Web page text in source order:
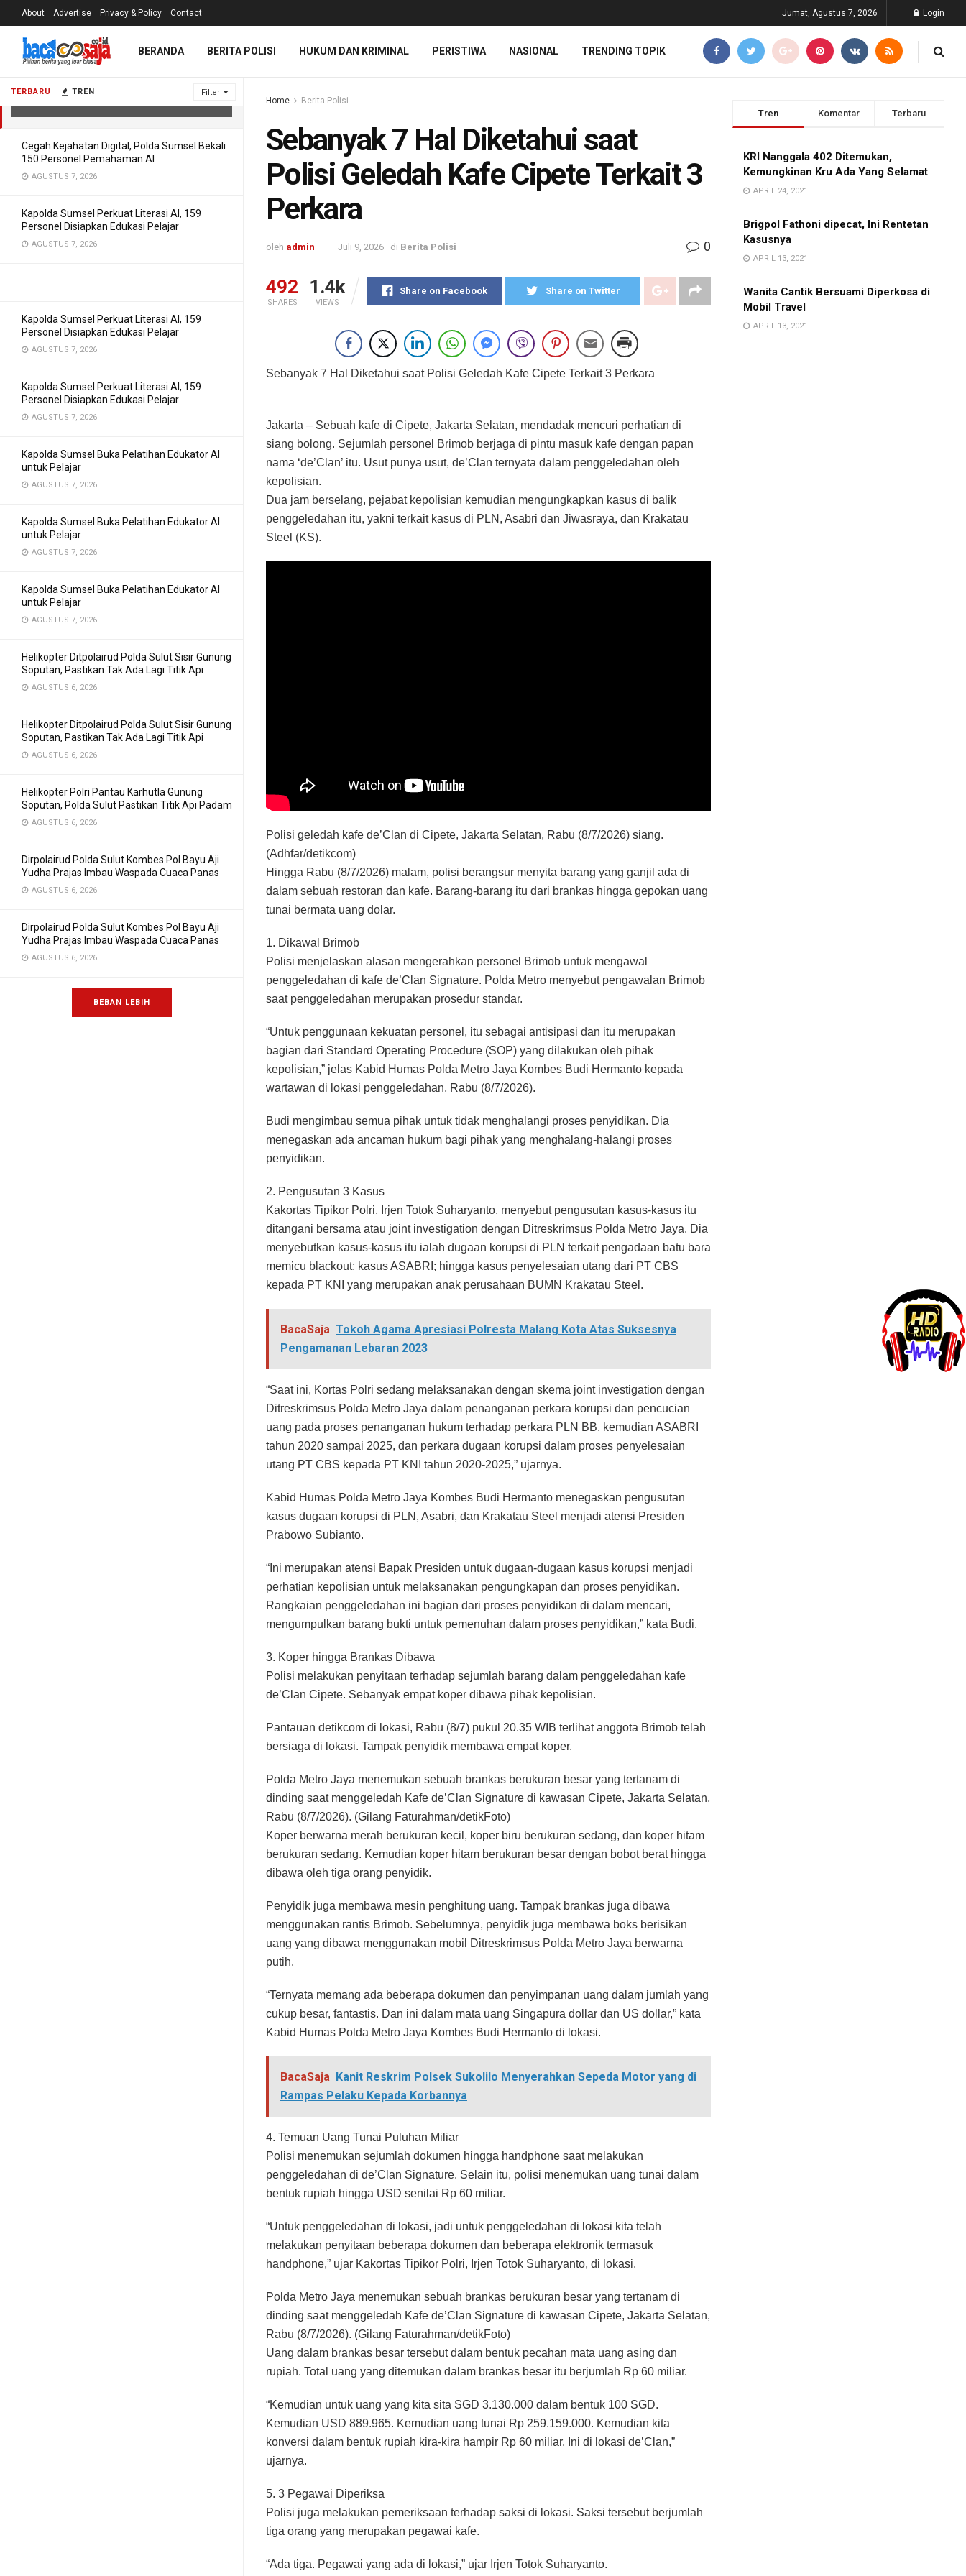
TERBARU TREN Filter
Sebanyak 7 Hal Diketahui saat Polisi
Geledah Kafe Cipete Terkait 3
Cegah Kejahatan Digital, Polda Sumsel Bekali
150 Personel Pemahaman AI
AGUSTUS 7, 2026
Kapolda Sumsel Perkuat Literasi AI, 159
Personel Disiapkan Edukasi Pelajar
AGUSTUS 7, 2026
Kapolda Sumsel Perkuat Literasi AI, 159
Personel Disiapkan Edukasi Pelajar
AGUSTUS 7, 2026
Kapolda Sumsel Perkuat Literasi AI, 159
Personel Disiapkan Edukasi Pelajar
AGUSTUS 7, 2026
Kapolda Sumsel Buka Pelatihan Edukator AI
untuk Pelajar
AGUSTUS 7, 2026
Kapolda Sumsel Buka Pelatihan Edukator AI
untuk Pelajar
AGUSTUS 7, 2026
Kapolda Sumsel Buka Pelatihan Edukator AI
untuk Pelajar
AGUSTUS 7, 2026
Helikopter Ditpolairud Polda Sulut Sisir Gunung
Soputan, Pastikan Tak Ada Lagi Titik Api
AGUSTUS 6, 2026
Helikopter Ditpolairud Polda Sulut Sisir Gunung
Soputan, Pastikan Tak Ada Lagi Titik Api
AGUSTUS 6, 2026
Helikopter Polri Pantau Karhutla Gunung
Soputan, Polda Sulut Pastikan Titik Api Padam
AGUSTUS 6, 2026
Dirpolairud Polda Sulut Kombes Pol Bayu Aji
Yudha Prajas Imbau Waspada Cuaca Panas
AGUSTUS 6, 2026
Dirpolairud Polda Sulut Kombes Pol Bayu Aji
Yudha Prajas Imbau Waspada Cuaca Panas
AGUSTUS 6, 2026
BEBAN LEBIH
About Advertise Privacy & Policy Contact Jumat, Agustus 7, 2026 Login
BERANDA BERITA POLISI HUKUM DAN KRIMINAL PERISTIWA NASIONAL TRENDING TOPIK
Home Berita Polisi
Sebanyak 7 Hal Diketahui saat
Polisi Geledah Kafe Cipete Terkait 3
Perkara
oleh admin Juli 9, 2026 di Berita Polisi 0
492
SHARES
1.4k
VIEWS
Share on Facebook Share on Twitter
Sebanyak 7 Hal Diketahui saat Polisi Geledah Kafe Cipete Terkait 3 Perkara
Jakarta – Sebuah kafe di Cipete, Jakarta Selatan, mendadak mencuri perhatian di
siang bolong. Sejumlah personel Brimob berjaga di pintu masuk kafe dengan papan
nama ‘de’Clan’ itu. Usut punya usut, de’Clan ternyata dalam penggeledahan oleh
kepolisian.
Dua jam berselang, pejabat kepolisian kemudian mengungkapkan kasus di balik
penggeledahan itu, yakni terkait kasus di PLN, Asabri dan Jiwasraya, dan Krakatau
Steel (KS).
Polisi geledah kafe de’Clan di Cipete, Jakarta Selatan, Rabu (8/7/2026) siang.
(Adhfar/detikcom)
Hingga Rabu (8/7/2026) malam, polisi berangsur menyita barang yang ganjil ada di
dalam sebuah restoran dan kafe. Barang-barang itu dari brankas hingga gepokan uang
tunai bermata uang dolar.
1. Dikawal Brimob
Polisi menjelaskan alasan mengerahkan personel Brimob untuk mengawal
penggeledahan di kafe de’Clan Signature. Polda Metro menyebut pengawalan Brimob
saat penggeledahan merupakan prosedur standar.
“Untuk penggunaan kekuatan personel, itu sebagai antisipasi dan itu merupakan
bagian dari Standard Operating Procedure (SOP) yang dilakukan oleh pihak
kepolisian,” jelas Kabid Humas Polda Metro Jaya Kombes Budi Hermanto kepada
wartawan di lokasi penggeledahan, Rabu (8/7/2026).
Budi mengimbau semua pihak untuk tidak menghalangi proses penyidikan. Dia
menegaskan ada ancaman hukum bagi pihak yang menghalang-halangi proses
penyidikan.
2. Pengusutan 3 Kasus
Kakortas Tipikor Polri, Irjen Totok Suharyanto, menyebut pengusutan kasus-kasus itu
ditangani bersama atau joint investigation dengan Ditreskrimsus Polda Metro Jaya. Dia
menyebutkan kasus-kasus itu ialah dugaan korupsi di PLN terkait pengadaan batu bara
memicu blackout; kasus ASABRI; hingga kasus penyelesaian utang dari PT CBS
kepada PT KNI yang merupakan anak perusahaan BUMN Krakatau Steel.
BacaSaja Tokoh Agama Apresiasi Polresta Malang Kota Atas Suksesnya
Pengamanan Lebaran 2023
“Saat ini, Kortas Polri sedang melaksanakan dengan skema joint investigation dengan
Ditreskrimsus Polda Metro Jaya dalam penanganan perkara korupsi dan pencucian
uang pada proses penanganan hukum terhadap perkara PLN BB, kemudian ASABRI
tahun 2020 sampai 2025, dan perkara dugaan korupsi dalam proses penyelesaian
utang PT CBS kepada PT KNI tahun 2020-2025,” ujarnya.
Kabid Humas Polda Metro Jaya Kombes Budi Hermanto menegaskan pengusutan
kasus dugaan korupsi di PLN, Asabri, dan Krakatau Steel menjadi atensi Presiden
Prabowo Subianto.
“Ini merupakan atensi Bapak Presiden untuk dugaan-dugaan kasus korupsi menjadi
perhatian kepolisian untuk melaksanakan pengungkapan dan proses penyidikan.
Rangkaian penggeledahan ini bagian dari proses penyidikan di dalam mencari,
mengumpulkan barang bukti untuk pemenuhan dalam proses penyidikan,” kata Budi.
3. Koper hingga Brankas Dibawa
Polisi melakukan penyitaan terhadap sejumlah barang dalam penggeledahan kafe
de’Clan Cipete. Sebanyak empat koper dibawa pihak kepolisian.
Pantauan detikcom di lokasi, Rabu (8/7) pukul 20.35 WIB terlihat anggota Brimob telah
bersiaga di lokasi. Tampak penyidik membawa empat koper.
Polda Metro Jaya menemukan sebuah brankas berukuran besar yang tertanam di
dinding saat menggeledah Kafe de’Clan Signature di kawasan Cipete, Jakarta Selatan,
Rabu (8/7/2026). (Gilang Faturahman/detikFoto)
Koper berwarna merah berukuran kecil, koper biru berukuran sedang, dan koper hitam
berukuran sedang. Kemudian koper hitam berukuran besar dengan bobot berat hingga
dibawa oleh tiga orang penyidik.
Penyidik juga membawa mesin penghitung uang. Tampak brankas juga dibawa
menggunakan rantis Brimob. Sebelumnya, penyidik juga membawa boks berisikan
uang yang dibawa menggunakan mobil Ditreskrimsus Polda Metro Jaya berwarna
putih.
“Ternyata memang ada beberapa dokumen dan penyimpanan uang dalam jumlah yang
cukup besar, fantastis. Dan ini dalam mata uang Singapura dollar dan US dollar,” kata
Kabid Humas Polda Metro Jaya Kombes Budi Hermanto di lokasi.
BacaSaja Kanit Reskrim Polsek Sukolilo Menyerahkan Sepeda Motor yang di
Rampas Pelaku Kepada Korbannya
4. Temuan Uang Tunai Puluhan Miliar
Polisi menemukan sejumlah dokumen hingga handphone saat melakukan
penggeledahan di de’Clan Signature. Selain itu, polisi menemukan uang tunai dalam
bentuk rupiah hingga USD senilai Rp 60 miliar.
“Untuk penggeledahan di lokasi, jadi untuk penggeledahan di lokasi kita telah
melakukan penyitaan beberapa dokumen dan beberapa elektronik termasuk
handphone,” ujar Kakortas Tipikor Polri, Irjen Totok Suharyanto, di lokasi.
Polda Metro Jaya menemukan sebuah brankas berukuran besar yang tertanam di
dinding saat menggeledah Kafe de’Clan Signature di kawasan Cipete, Jakarta Selatan,
Rabu (8/7/2026). (Gilang Faturahman/detikFoto)
Uang dalam brankas besar tersebut dalam bentuk pecahan mata uang asing dan
rupiah. Total uang yang ditemukan dalam brankas besar itu berjumlah Rp 60 miliar.
“Kemudian untuk uang yang kita sita SGD 3.130.000 dalam bentuk 100 SGD.
Kemudian USD 889.965. Kemudian uang tunai Rp 259.159.000. Kemudian kita
konversi dalam bentuk rupiah kira-kira hampir Rp 60 miliar. Ini di lokasi de’Clan,”
ujarnya.
5. 3 Pegawai Diperiksa
Polisi juga melakukan pemeriksaan terhadap saksi di lokasi. Saksi tersebut berjumlah
tiga orang yang merupakan pegawai kafe.
“Ada tiga. Pegawai yang ada di lokasi,” ujar Irjen Totok Suharyanto.
Tren Komentar Terbaru
KRI Nanggala 402 Ditemukan,
Kemungkinan Kru Ada Yang Selamat
APRIL 24, 2021
Brigpol Fathoni dipecat, Ini Rentetan
Kasusnya
APRIL 13, 2021
Wanita Cantik Bersuami Diperkosa di
Mobil Travel
APRIL 13, 2021